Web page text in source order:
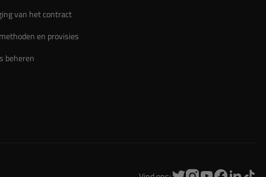
van het contract
en provisies
beheren